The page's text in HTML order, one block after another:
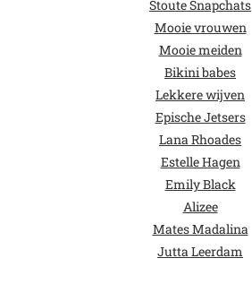
Stoute Snapchats
Mooie vrouwen
Mooie meiden
Bikini babes
Lekkere wijven
Epische Jetsers
Lana Rhoades
Estelle Hagen
Emily Black
Alizee
Mates Madalina
Jutta Leerdam